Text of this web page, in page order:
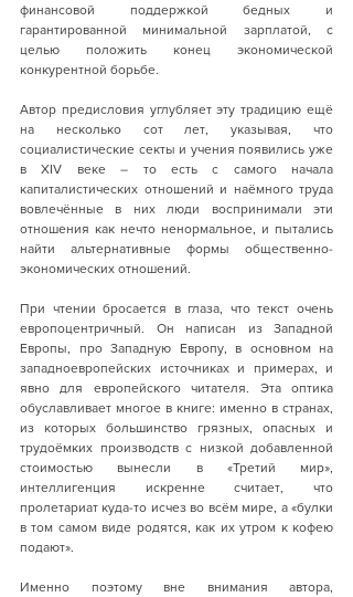
финансовой поддержкой бедных и
гарантированной минимальной зарплатой, с
целью положить конец экономической
конкурентной борьбе.
Автор предисловия углубляет эту традицию ещё
на несколько сот лет, указывая, что
социалистические секты и учения появились уже
в XIV веке – то есть с самого начала
капиталистических отношений и наёмного труда
вовлечённые в них люди воспринимали эти
отношения как нечто ненормальное, и пытались
найти альтернативные формы общественно-
экономических отношений.
При чтении бросается в глаза, что текст очень
европоцентричный. Он написан из Западной
Европы, про Западную Европу, в основном на
западноевропейских источниках и примерах, и
явно для европейского читателя. Эта оптика
обуславливает многое в книге: именно в странах,
из которых большинство грязных, опасных и
трудоёмких производств с низкой добавленной
стоимостью вынесли в «Третий мир»,
интеллигенция искренне считает, что
пролетариат куда-то исчез во всём мире, а «булки
в том самом виде родятся, как их утром к кофею
подают».
Именно поэтому вне внимания автора,